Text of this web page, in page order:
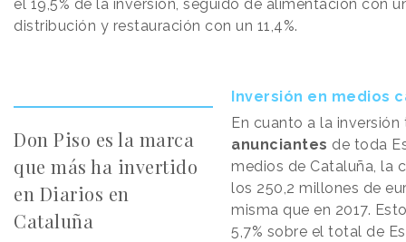
el 19,5% de la inversión, seguido de alimentación con
distribución y restauración con un 11,4%.
Don Piso es la marca
que más ha invertido
en Diarios en
Cataluña
Inversión en medios
En cuanto a la
anunciantes de toda
medios de Cataluña, la
los 250,2 millones de
misma que en 2017.
5,7% sobre el total de